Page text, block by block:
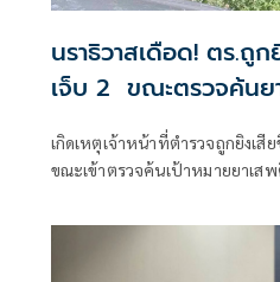
นราธิวาสเดือด! ตร.ถู
เจ็บ 2 ขณะตรวจค้น
เกิดเหตุเจ้าหน้าที่ตำรวจถูกยิงเสี
ขณะเข้าตรวจค้นเป้าหมายยาเส